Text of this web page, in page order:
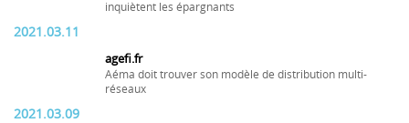
inquiètent les épargnants
2021.03.11
agefi.fr
Aéma doit trouver son modèle de distribution multi-
réseaux
2021.03.09